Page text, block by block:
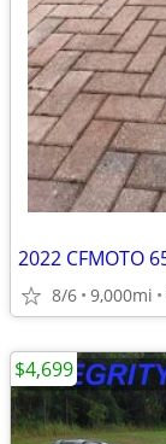
8/6 9,000mi
$4,699